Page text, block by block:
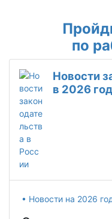
по
Новости
в 2026
• Новости на 2026